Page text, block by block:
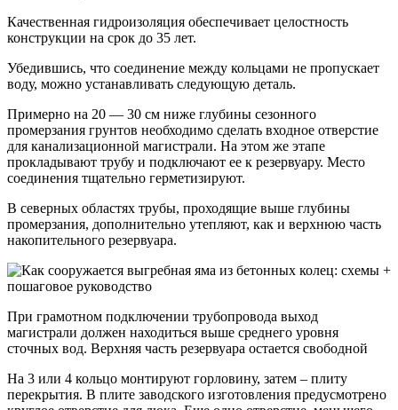
Качественная гидроизоляция обеспечивает целостность
конструкции на срок до 35 лет.
Убедившись, что соединение между кольцами не пропускает
воду, можно устанавливать следующую деталь.
Примерно на 20 — 30 см ниже глубины сезонного
промерзания грунтов необходимо сделать входное отверстие
для канализационной магистрали. На этом же этапе
прокладывают трубу и подключают ее к резервуару. Место
соединения тщательно герметизируют.
В северных областях трубы, проходящие выше глубины
промерзания, дополнительно утепляют, как и верхнюю часть
накопительного резервуара.
При грамотном подключении трубопровода выход
магистрали должен находиться выше среднего уровня
сточных вод. Верхняя часть резервуара остается свободной
На 3 или 4 кольцо монтируют горловину, затем – плиту
перекрытия. В плите заводского изготовления предусмотрено